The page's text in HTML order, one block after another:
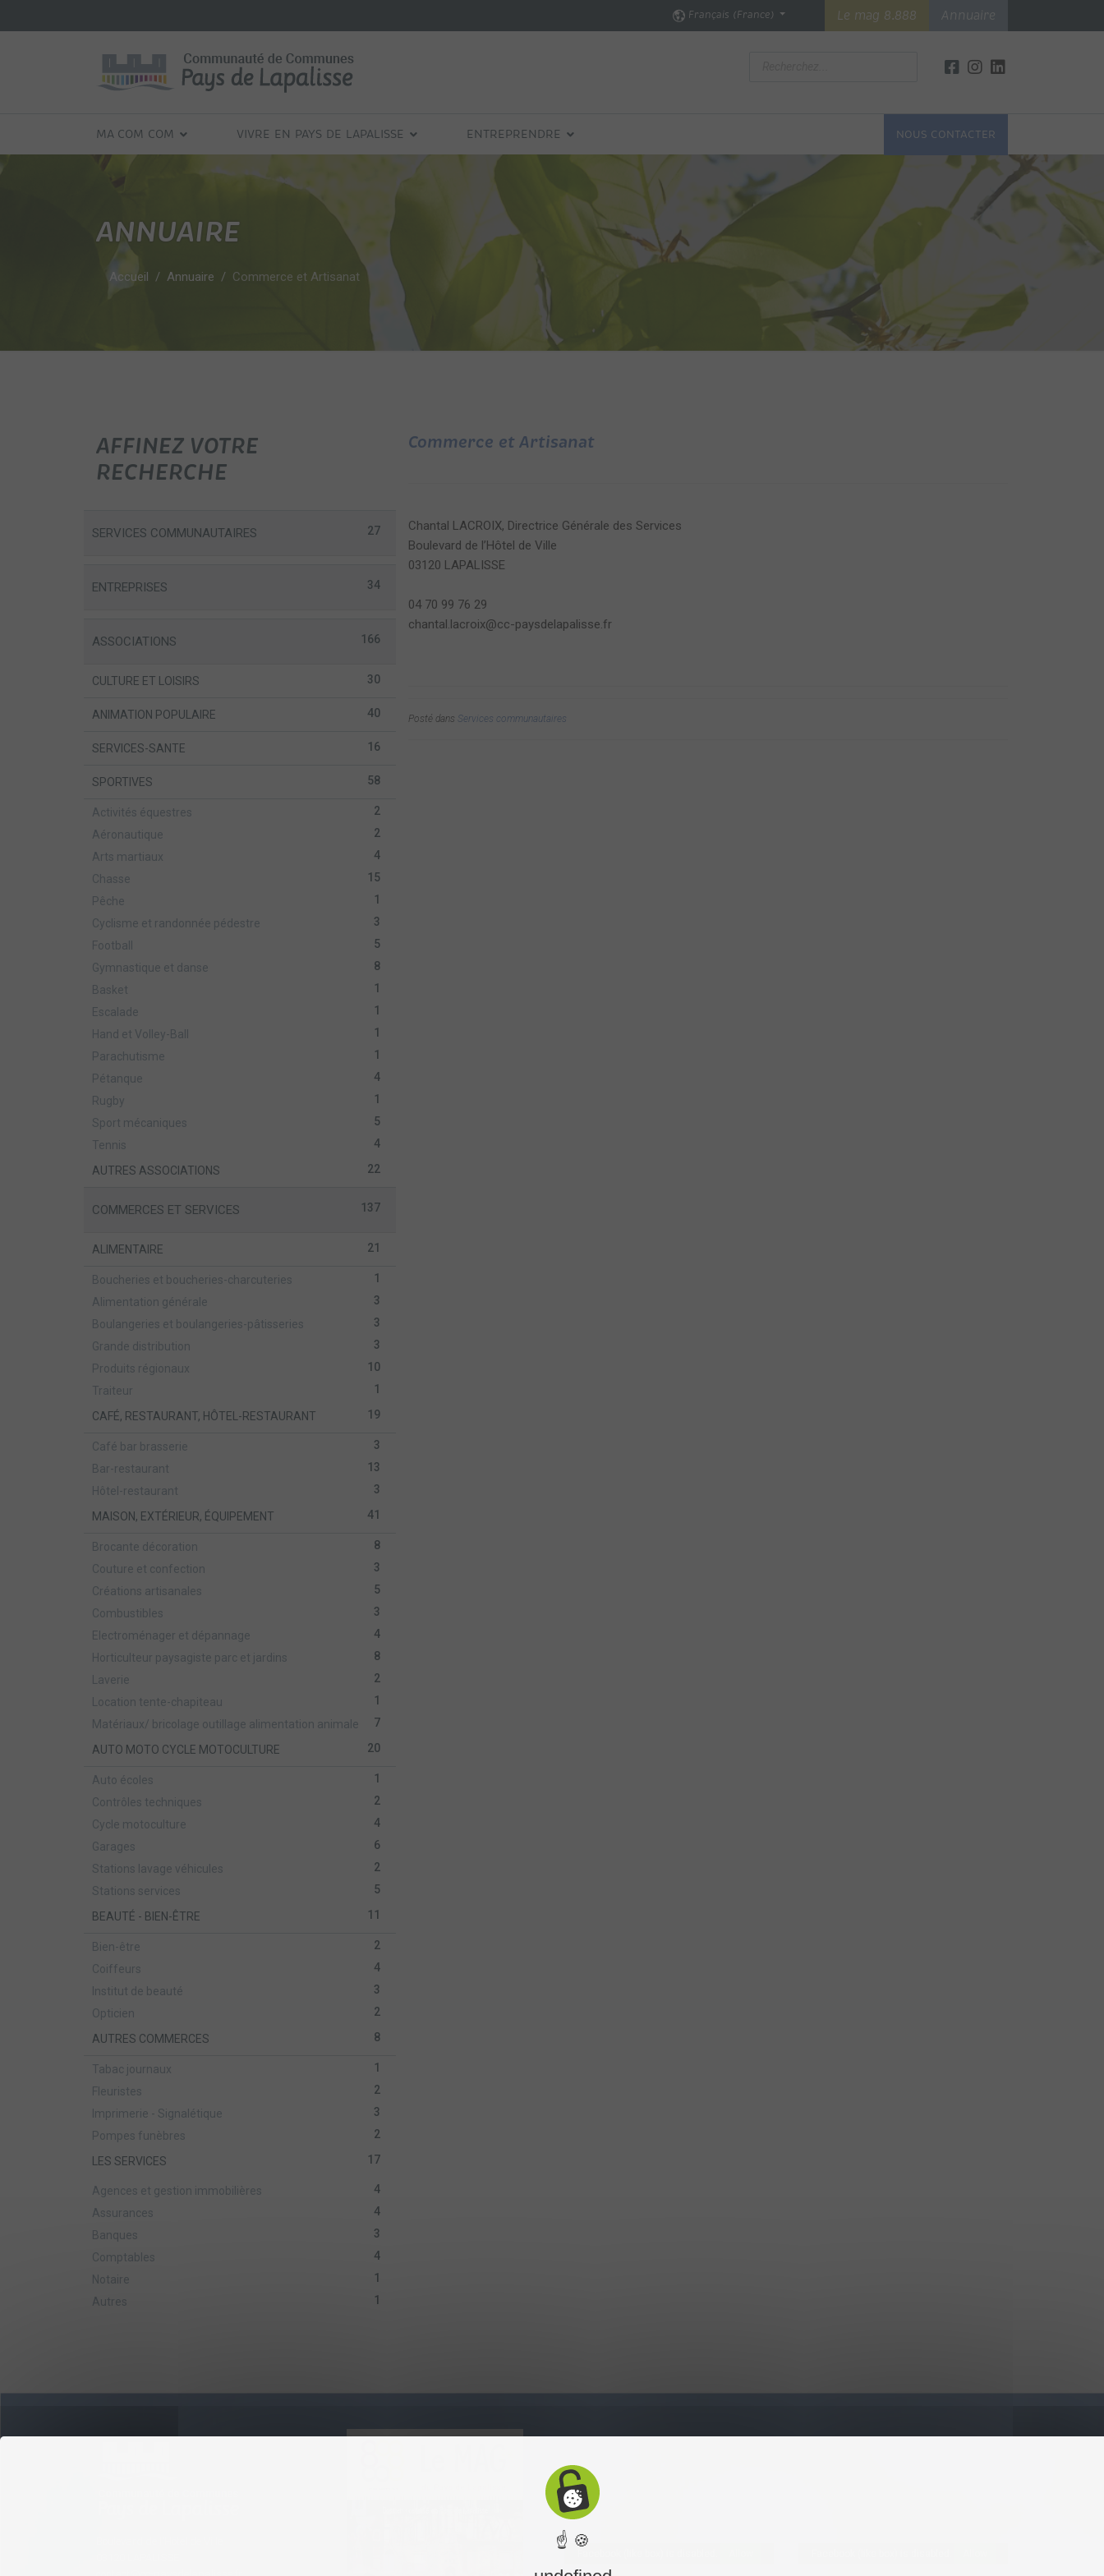
Français (France) Le mag 8.888 Annuaire
MA COM COM VIVRE EN PAYS DE LAPALISSE ENTREPRENDRE NOUS CONTACTER
ANNUAIRE
Accueil Annuaire Commerce et Artisanat
AFFINEZ VOTRE
RECHERCHE
SERVICES COMMUNAUTAIRES 27
ENTREPRISES 34
ASSOCIATIONS 166
CULTURE ET LOISIRS 30
ANIMATION POPULAIRE 40
SERVICES-SANTE 16
SPORTIVES 58
Activités équestres
2
Aéronautique
2
Arts martiaux
4
Chasse
15
Pêche
1
Cyclisme et randonnée pédestre
3
Football
5
Gymnastique et danse
8
Basket
1
Escalade
1
Hand et Volley-Ball
1
Parachutisme
1
Pétanque
4
Rugby
1
Sport mécaniques
5
Tennis
4
AUTRES ASSOCIATIONS 22
COMMERCES ET SERVICES 137
ALIMENTAIRE 21
Boucheries et boucheries-charcuteries
1
Alimentation générale
3
Boulangeries et boulangeries-pâtisseries
3
Grande distribution
3
Produits régionaux
10
Traiteur
1
CAFÉ, RESTAURANT, HÔTEL-RESTAURANT 19
Café bar brasserie
3
Bar-restaurant
13
Hôtel-restaurant
3
MAISON, EXTÉRIEUR, ÉQUIPEMENT 41
Brocante décoration
8
Couture et confection
3
Créations artisanales
5
Combustibles
3
Electroménager et dépannage
4
Horticulteur paysagiste parc et jardins
8
Laverie
2
Location tente-chapiteau
1
Matériaux/ bricolage outillage alimentation animale
7
AUTO MOTO CYCLE MOTOCULTURE 20
Auto écoles
1
Contrôles techniques
2
Cycle motoculture
4
Garages
6
Stations lavage véhicules
2
Stations services
5
BEAUTÉ - BIEN-ÊTRE 11
Bien-être
2
Coiffeurs
4
Institut de beauté
3
Opticien
2
AUTRES COMMERCES 8
Tabac journaux
1
Fleuristes
2
Imprimerie - Signalétique
3
Pompes funèbres
2
LES SERVICES 17
Agences et gestion immobilières
4
Assurances
4
Banques
3
Comptables
4
Notaire
1
Autres
1
Commerce et Artisanat
Chantal LACROIX, Directrice Générale des Services
Boulevard de l’Hôtel de Ville
03120 LAPALISSE
04 70 99 76 29
chantal.lacroix@cc-paysdelapalisse.fr
Posté dans Services communautaires
☝ 🍪